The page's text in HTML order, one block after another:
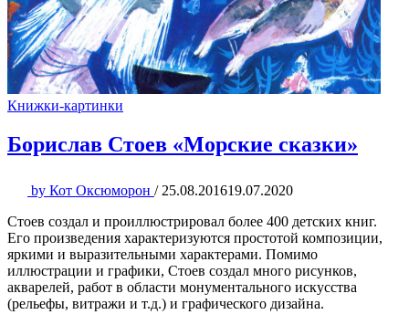
Книжки-картинки
Борислав Стоев «Морские сказки»
by Кот Оксюморон / 25.08.201619.07.2020
Стоев создал и проиллюстрировал более 400 детских книг.
Его произведения характеризуются простотой композиции,
яркими и выразительными характерами. Помимо
иллюстрации и графики, Стоев создал много рисунков,
акварелей, работ в области монументального искусства
(рельефы, витражи и т.д.) и графического дизайна.